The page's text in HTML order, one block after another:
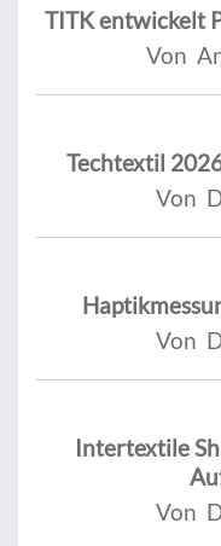
TITK entwickelt
Von
Techtextil
Von
Von
Intertextile
Von